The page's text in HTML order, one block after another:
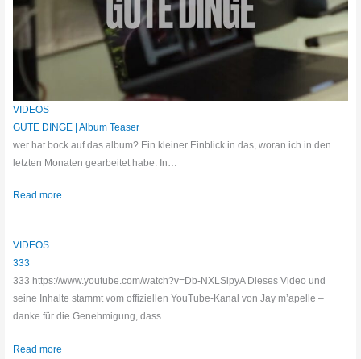
VIDEOS
GUTE DINGE | Album Teaser
wer hat bock auf das album? Ein kleiner Einblick in das, woran ich in den
letzten Monaten gearbeitet habe. In…
Read more
VIDEOS
333
333 https://www.youtube.com/watch?v=Db-NXLSlpyA Dieses Video und
seine Inhalte stammt vom offiziellen YouTube-Kanal von Jay m’apelle –
danke für die Genehmigung, dass…
Read more